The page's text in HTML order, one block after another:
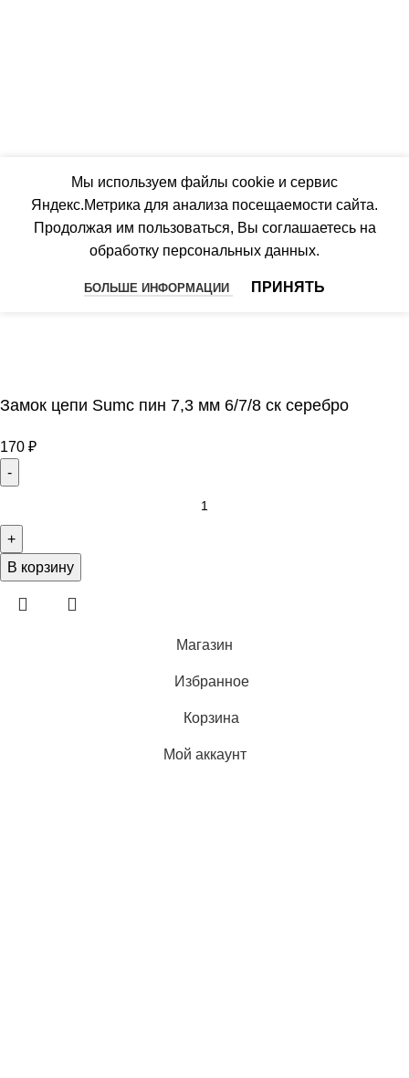
Мы используем файлы cookie и сервис
Яндекс.Метрика для анализа посещаемости сайта.
Продолжая им пользоваться, Вы соглашаетесь на
обработку персональных данных.
БОЛЬШЕ ИНФОРМАЦИИ ПРИНЯТЬ
Замок цепи Sumc пин 7,3 мм 6/7/8 ск серебро
170 ₽
В корзину
Магазин
Избранное
Корзина
Мой аккаунт